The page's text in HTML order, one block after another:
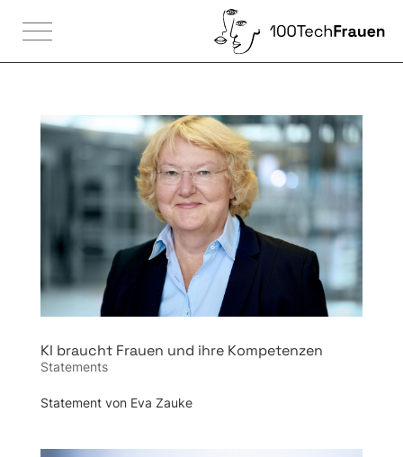

KI braucht Frauen und ihre Kompetenzen
Statements
Statement von Eva Zauke